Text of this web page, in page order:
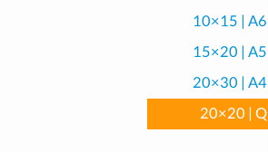
10×15 | A6
15×20 | A5
20×30 | A4
20×20 | Q